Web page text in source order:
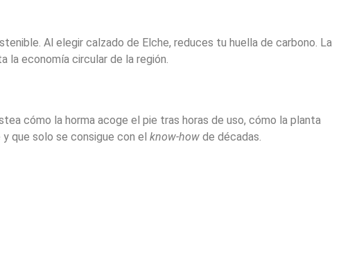
Al elegir calzado de Elche, reduces tu huella de carbono. La
la economía circular de la región.
cómo la horma acoge el pie tras horas de uso, cómo la planta
que solo se consigue con el know-how de décadas.